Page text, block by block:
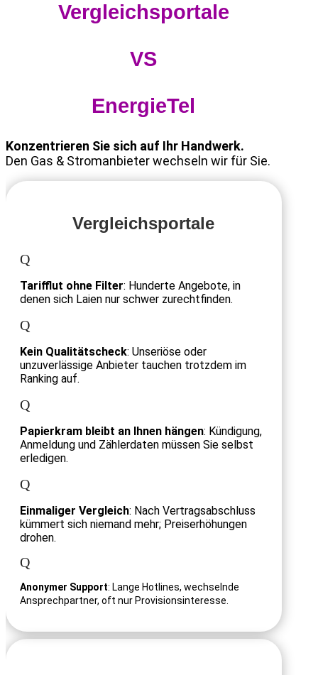
Vergleichsportale
VS
EnergieTel
Konzentrieren Sie sich auf Ihr Handwerk.
Den Gas & Stromanbieter wechseln wir für Sie.
Vergleichsportale
Q
Tarifflut ohne Filter: Hunderte Angebote, in
denen sich Laien nur schwer zurechtfinden.
Q
Kein Qualitätscheck: Unseriöse oder
unzuverlässige Anbieter tauchen trotzdem im
Ranking auf.
Q
Papierkram bleibt an Ihnen hängen: Kündigung,
Anmeldung und Zählerdaten müssen Sie selbst
erledigen.
Q
Einmaliger Vergleich: Nach Vertragsabschluss
kümmert sich niemand mehr; Preis­erhöhungen
drohen.
Q
Anonymer Support: Lange Hotlines, wechselnde
Ansprechpartner, oft nur Provisions­interesse.